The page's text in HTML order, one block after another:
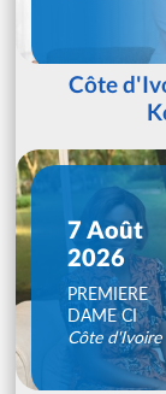
Côte
7 Août
2026
PREMIERE
DAME CI
Côte d'Ivoire